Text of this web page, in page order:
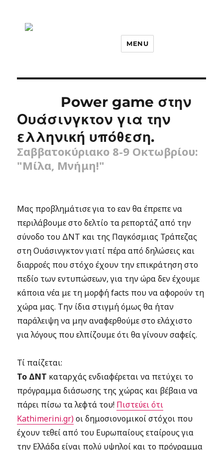
MENU
Power game στην
Ουάσινγκτον για την
ελληνική υπόθεση.
Σαββατοκύριακο 8-9 Οκτωβρίου:
"Μίλα, Μνήμη!"
Μας προβλημάτισε για το εαν θα έπρεπε να
περιλάβουμε στο δελτίο τα ρεπορτάζ από την
σύνοδο του ΔΝΤ και της Παγκόσμιας Τράπεζας
στη Ουάσινγκτον γιατί πέρα από δηλώσεις και
διαρροές που στόχο έχουν την επικράτηση στο
πεδίο των εντυπώσεων, για την ώρα δεν έχουμε
κάποια νέα με τη μορφή facts που να αφορούν τη
χώρα μας. Την ίδια στιγμή όμως θα ήταν
παράλειψη να μην αναφερθούμε στο ελάχιστο
για λόγους που ελπίζουμε ότι θα γίνουν σαφείς.
Τί παίζεται:
Το ΔΝΤ καταρχάς ενδιαφέρεται να πετύχει το
πρόγραμμα διάσωσης της χώρας και βέβαια να
πάρει πίσω τα λεφτά του! Πιστεύει ότι
Kathimerini.gr)οι δημοσιονομικοί στόχοι που
έχουν τεθεί από του Ευρωπαίους εταίρους για
την Ελλάδα είναι πολύ υψηλοί και το πρόγραμμα